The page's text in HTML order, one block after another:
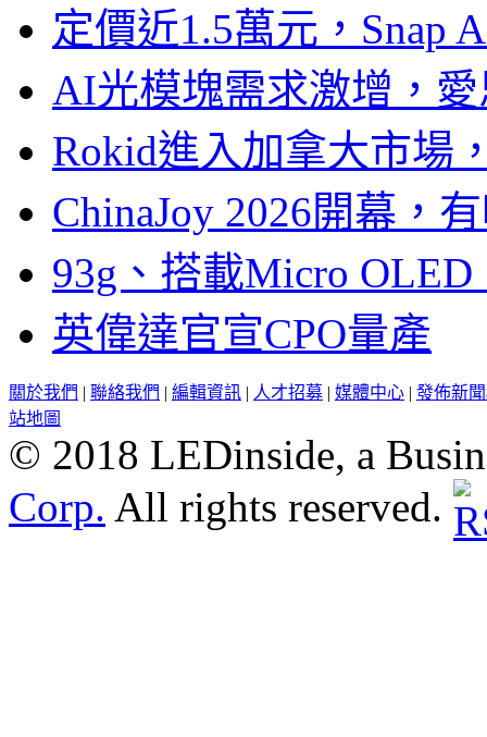
定價近1.5萬元，Snap
AI光模塊需求激增，
Rokid進入加拿大市場
ChinaJoy 2026開幕，
93g、搭載Micro
英偉達官宣CPO量產
關於我們 | 聯絡我們 | 編輯資訊 | 人才招募 | 媒體中心 | 發佈新
站地圖
© 2018 LEDinside, a
Corp. All rights reserved.